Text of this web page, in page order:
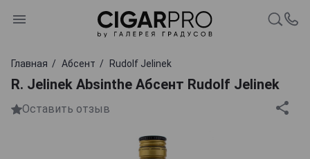
Главная Абсент Rudolf Jelinek
R. Jelinek Absinthe Абсент Rudolf Jelinek
Оставить отзыв